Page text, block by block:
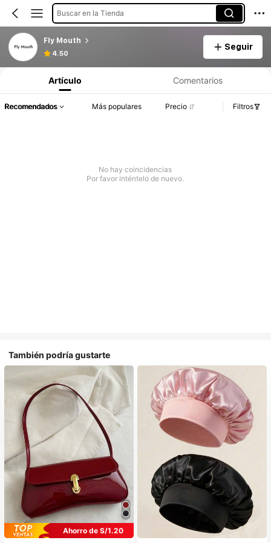
Buscar en la Tienda
Fly Mouth
4.50
Seguir
Artículo Comentarios
Recomendados Más populares Precio Filtros
No hay coincidencias
Por favor inténtelo de nuevo.
También podría gustarte
Ahorro de S/1.20